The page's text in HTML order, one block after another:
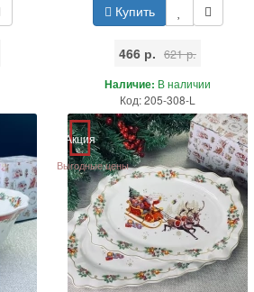
Купить
466 р. 621 р.
Наличие: В наличии
Код: 205-308-L
Акция
Выгодные цены